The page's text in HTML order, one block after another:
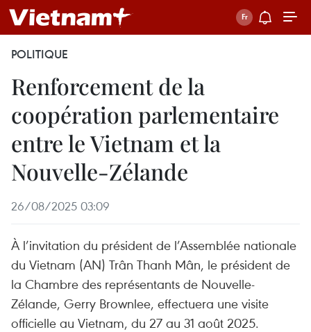
POLITIQUE
Renforcement de la
coopération parlementaire
entre le Vietnam et la
Nouvelle-Zélande
26/08/2025 03:09
À l’invitation du président de l’Assemblée nationale
du Vietnam (AN) Trân Thanh Mân, le président de
la Chambre des représentants de Nouvelle-
Zélande, Gerry Brownlee, effectuera une visite
officielle au Vietnam, du 27 au 31 août 2025.